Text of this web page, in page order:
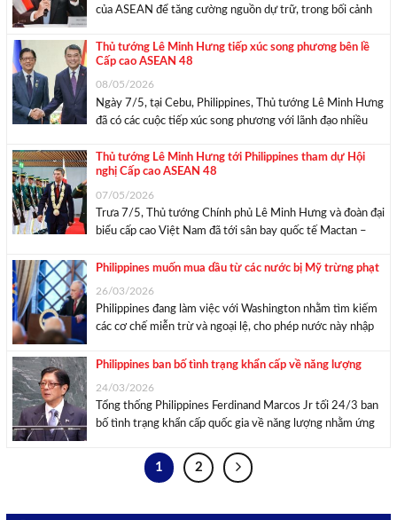
của ASEAN để tăng cường nguồn dự trữ, trong bối cảnh
củng cố an ninh năng lượng giữa lúc xung ...
Thủ tướng Lê Minh Hưng tiếp xúc song phương bên lề
Cấp cao ASEAN 48
08/05/2026
Ngày 7/5, tại Cebu, Philippines, Thủ tướng Lê Minh Hưng
đã có các cuộc tiếp xúc song phương với lãnh đạo nhiều
(ADB) nhân dịp tham dự Hội nghị cấp cao ASEAN lần thứ
...
Thủ tướng Lê Minh Hưng tới Philippines tham dự Hội
nghị Cấp cao ASEAN 48
07/05/2026
Trưa 7/5, Thủ tướng Chính phủ Lê Minh Hưng và đoàn đại
biểu cấp cao Việt Nam đã tới sân bay quốc tế Mactan –
nghị Cấp cao ASEAN lần thứ 48. Lễ đón Thủ ...
Philippines muốn mua dầu từ các nước bị Mỹ trừng phạt
26/03/2026
Philippines đang làm việc với Washington nhằm tìm kiếm
các cơ chế miễn trừ và ngoại lệ, cho phép nước này nhập
đang làm việc với Bộ Ngoại giao Mỹ để đạt được ...
Philippines ban bố tình trạng khẩn cấp về năng lượng
24/03/2026
Tổng thống Philippines Ferdinand Marcos Jr tối 24/3 ban
bố tình trạng khẩn cấp quốc gia về năng lượng nhằm ứng
trên của Tổng thống Philippines Ferdinand Marcos Jr được
công bố thông ...
1 2